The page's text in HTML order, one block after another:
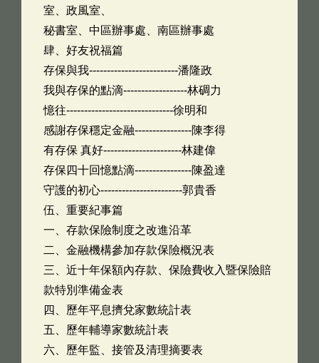
室、政風室、
秘書室、中區辦事處、南區辦事處
肆、好友祝福篇
存保與我-------------------------潘隆政
我與存保的點滴------------------林碉力
憶往------------------------------徐明和
感謝存保穩定金融----------------陳李得
有存保 真好----------------------林建偉
存保四十回憶點滴----------------陳盈達
守護的初心-----------------------郭貴香
伍、重要紀事篇
一、存款保險制度之改進沿革
二、金融機構參加存款保險概況表
三、近十年保額內存款、保險費收入暨保險賠
款特別準備金表
四、歷年平息擠兌家數統計表
五、歷年輔導家數統計表
六、歷年監、接管及清理摘要表